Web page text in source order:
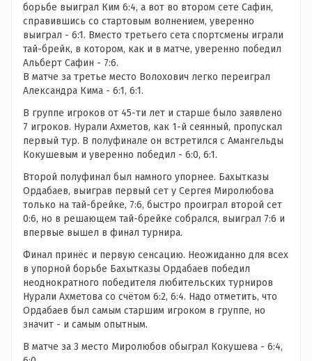
борьбе выиграл Ким 6:4, а вот во втором сете Сафин,
справившись со стартовым волнением, уверенно
выиграл - 6:1. Вместо третьего сета спортсмены играли
тай-брейк, в котором, как и в матче, уверенно победил
Альберт Сафин - 7:6.
В матче за третье место Волохович легко переиграл
Александра Кима - 6:1, 6:1.
В группе игроков от 45-ти лет и старше было заявлено
7 игроков. Нурали Ахметов, как 1-й сеянный, пропускал
первый тур. В полуфинале он встретился с Амангельды
Кокушевым и уверенно победил - 6:0, 6:1.
Второй полуфинал был намного упорнее. Бахытказы
Ордабаев, выиграв первый сет у Сергея Миролюбова
только на тай-брейке, 7:6, быстро проиграл второй сет
0:6, но в решающем тай-брейке собрался, выиграл 7:6 и
впервые вышел в финал турнира.
Финал принёс и первую сенсацию. Неожиданно для всех
в упорной борьбе Бахытказы Ордабаев победил
неоднократного победителя любительских турниров
Нурали Ахметова со счётом 6:2, 6:4. Надо отметить, что
Ордабаев был самым старшим игроком в группе, но
значит - и самым опытным.
В матче за 3 место Миролюбов обыграл Кокушева - 6:4,